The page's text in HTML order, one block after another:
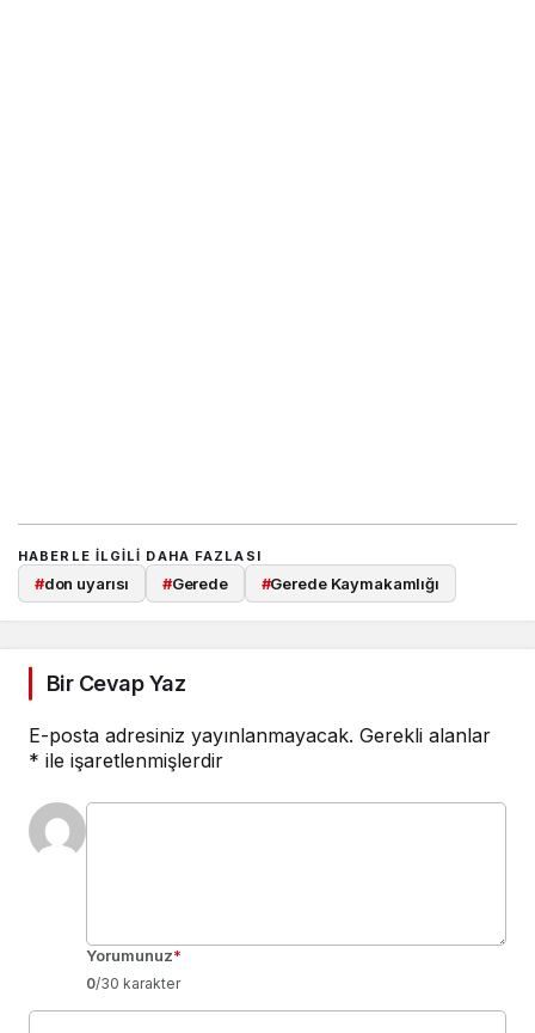
HABERLE ILGILI DAHA FAZLASI
#don uyarısı #Gerede #Gerede Kaymakamlığı
Bir Cevap Yaz
E-posta adresiniz yayınlanmayacak. Gerekli alanlar
* ile işaretlenmişlerdir
Yorumunuz*
0/30 karakter